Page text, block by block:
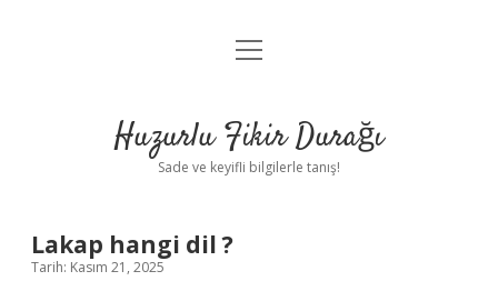
Anasayfa
Yasal Uyarı
menüyü
Huzurlu Fikir Durağı
Sade ve keyifli bilgilerle tanış!
Lakap hangi dil ?
Tarih: Kasım 21, 2025